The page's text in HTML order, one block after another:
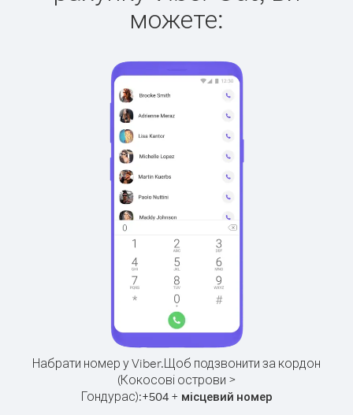
можете:
Набрати номер у Viber.Щоб подзвонити за кордон
(Кокосові острови >
Гондурас):+504+ місцевий номер